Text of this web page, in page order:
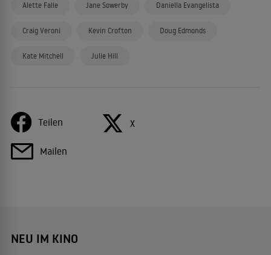
Alette Falle Jane Sowerby Daniella Evangelista
Craig Veroni Kevin Crofton Doug Edmonds
Kate Mitchell Julie Hill
Teilen X
Mailen
NEU IM KINO